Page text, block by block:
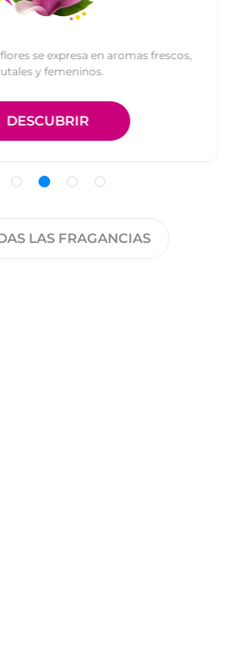
se expresa en aromas frescos,
y femeninos.
LAS FRAGANCIAS